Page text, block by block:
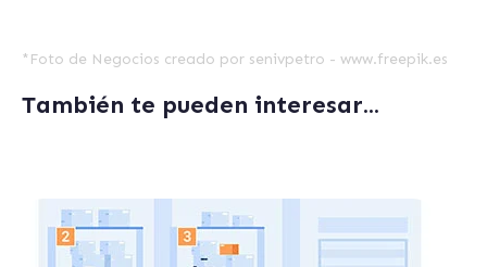
* Foto de Negocios creado por senivpetro - www.freepik.es
También te pueden interesar...